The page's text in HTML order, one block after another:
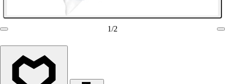
1/2